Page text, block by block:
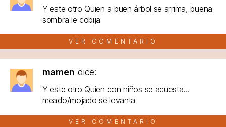
Y este otro Quien a buen árbol se arrima, buena
sombra le cobija
VER COMENTARIO
mamen dice:
Y este otro Quien con niños se acuesta...
meado/mojado se levanta
VER COMENTARIO